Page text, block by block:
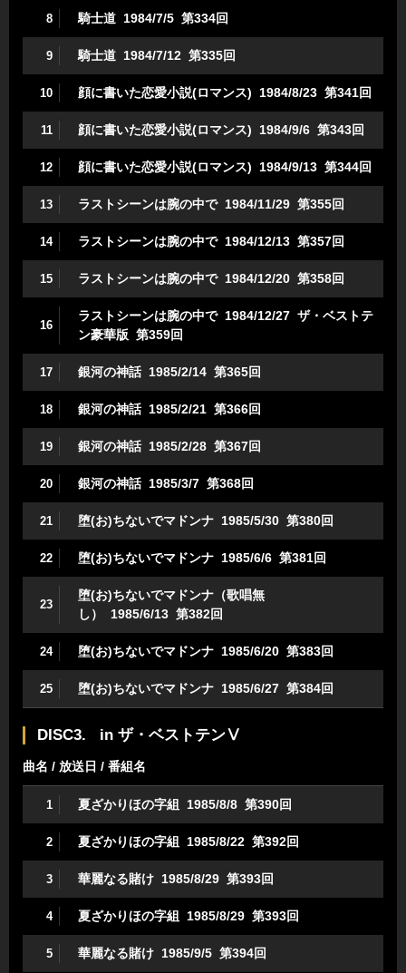
8 騎士道 1984/7/5 第334回
9 騎士道 1984/7/12 第335回
10 顔に書いた恋愛小説(ロマンス) 1984/8/23 第341回
11 顔に書いた恋愛小説(ロマンス) 1984/9/6 第343回
12 顔に書いた恋愛小説(ロマンス) 1984/9/13 第344回
13 ラストシーンは腕の中で 1984/11/29 第355回
14 ラストシーンは腕の中で 1984/12/13 第357回
15 ラストシーンは腕の中で 1984/12/20 第358回
16
ラストシーンは腕の中で 1984/12/27 ザ・ベストテ
ン豪華版 第359回
17 銀河の神話 1985/2/14 第365回
18 銀河の神話 1985/2/21 第366回
19 銀河の神話 1985/2/28 第367回
20 銀河の神話 1985/3/7 第368回
21 堕(お)ちないでマドンナ 1985/5/30 第380回
22 堕(お)ちないでマドンナ 1985/6/6 第381回
23
堕(お)ちないでマドンナ（歌唱無
し） 1985/6/13 第382回
24 堕(お)ちないでマドンナ 1985/6/20 第383回
25 堕(お)ちないでマドンナ 1985/6/27 第384回
DISC3. in ザ・ベストテンⅤ
曲名 / 放送日 / 番組名
1 夏ざかりほの字組 1985/8/8 第390回
2 夏ざかりほの字組 1985/8/22 第392回
3 華麗なる賭け 1985/8/29 第393回
4 夏ざかりほの字組 1985/8/29 第393回
5 華麗なる賭け 1985/9/5 第394回